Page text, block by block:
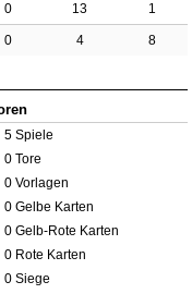
0 13 1
0 4 8
5 Spiele
0 Tore
0 Vorlagen
0 Gelbe Karten
0 Gelb-Rote Karten
0 Rote Karten
0 Siege